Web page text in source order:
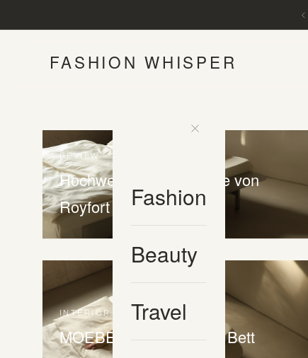
FASHION WHISPER
Fashion
Beauty
Travel
REVIEW
Hochwertige Bettwäsche von
Royfort
INTERIOR
MOEBE Stainless Steel Bett